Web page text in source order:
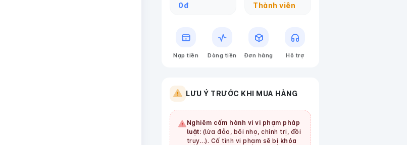
0đ Thành viên
Nạp tiền Dòng tiền Đơn hàng Hỗ trợ
LƯU Ý TRƯỚC KHI MUA HÀNG
Nghiêm cấm hành vi vi phạm pháp
luật: (lừa đảo, bôi nhọ, chính trị, đồi
trụy...). Cố tình vi phạm sẽ bị khóa